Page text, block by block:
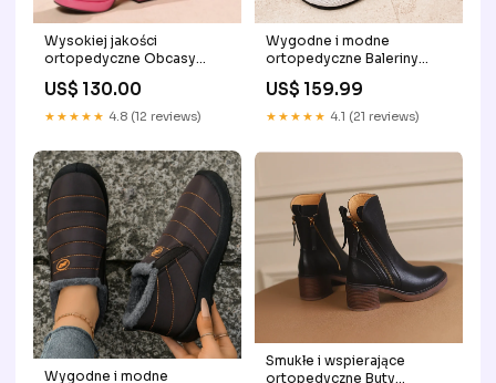
Wysokiej jakości
ortopedyczne Obcasy
Size:40.0
US$ 130.00
★★★★★ 4.8 (12 reviews)
Wygodne i modne
ortopedyczne Baleriny
Size:36.0
US$ 159.99
★★★★★ 4.1 (21 reviews)
Wygodne i modne
Smukłe i wspierające
ortopedyczne Buty